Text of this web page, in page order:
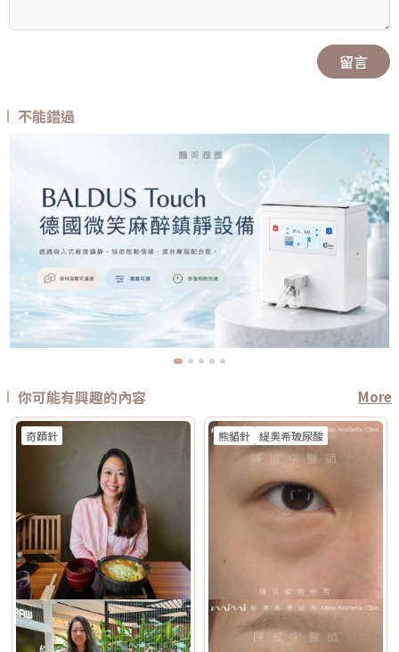
留言
不能錯過
你可能有興趣的內容 More
奇蹟針 熊貓針 緹奧希玻尿酸